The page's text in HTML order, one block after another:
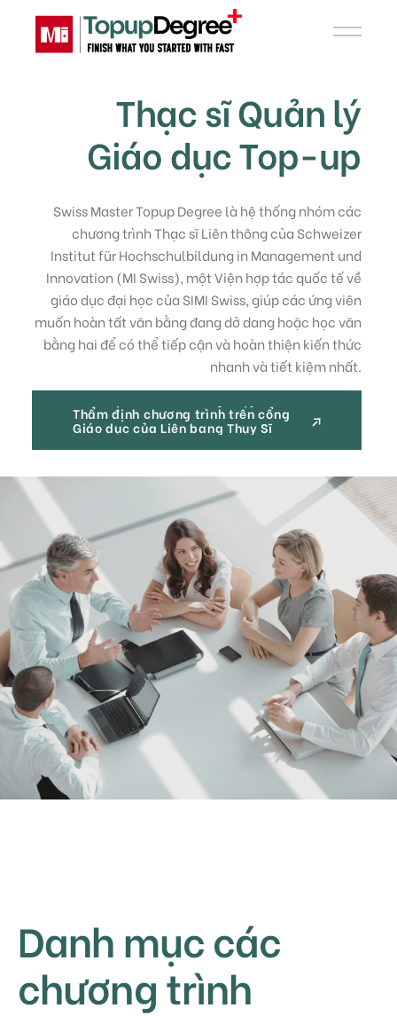
Thạc sĩ Quản lý
Giáo dục Top-up
Swiss Master Topup Degree là hệ thống nhóm các
chương trình Thạc sĩ Liên thông của Schweizer
Institut für Hochschulbildung in Management und
Innovation (MI Swiss), một Viện hợp tác quốc tế về
giáo dục đại học của SIMI Swiss, giúp các ứng viên
muốn hoàn tất văn bằng đang dở dang hoặc học văn
bằng hai để có thể tiếp cận và hoàn thiện kiến thức
nhanh và tiết kiệm nhất.
Thẩm định chương trình trên cổng
Giáo dục của Liên bang Thụy Sĩ
Danh mục các
chương trình